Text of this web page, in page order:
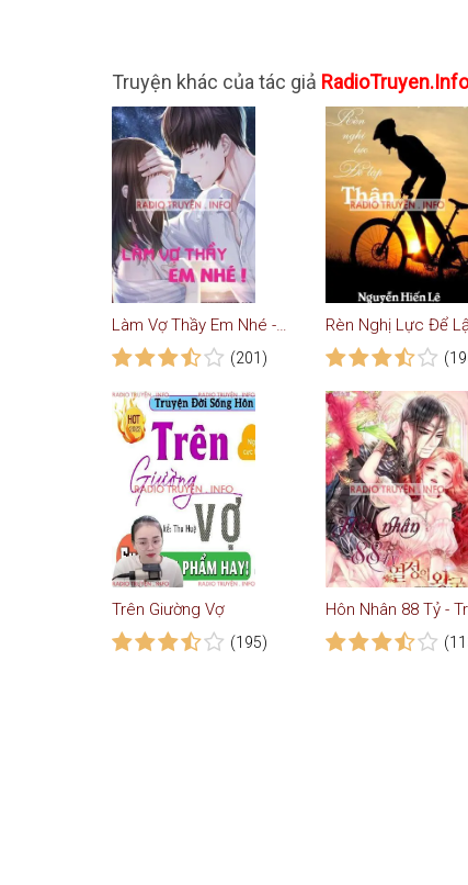
Truyện khác của tác giả RadioTruyen.Info
Làm Vợ Thầy Em Nhé - Truyện Ngôn Tình
(201)
Trên Giường Vợ
(195)